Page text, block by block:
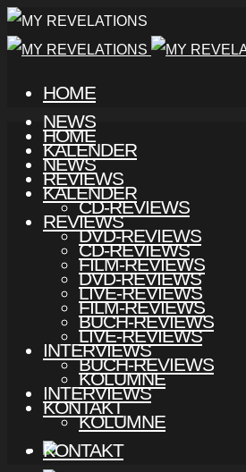
HOME
NEWS
KALENDER
REVIEWS
CD-REVIEWS
DVD-REVIEWS
FILM-REVIEWS
LIVE-REVIEWS
BUCH-REVIEWS
INTERVIEWS
KOLUMNE
KONTAKT
HOME
NEWS
KALENDER
REVIEWS
CD-REVIEWS
DVD-REVIEWS
FILM-REVIEWS
LIVE-REVIEWS
BUCH-REVIEWS
INTERVIEWS
KOLUMNE
KONTAKT